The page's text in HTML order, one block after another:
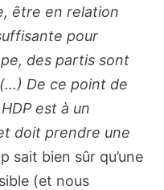
être en relation
pour
des partis sont
De ce point de
est à un
doit prendre une
sait bien sûr qu’une
(et nous